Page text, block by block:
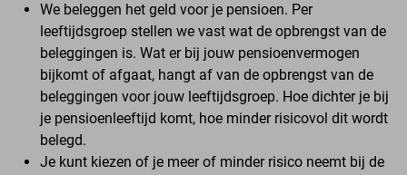
We beleggen het geld voor je pensioen. Per
leeftijdsgroep stellen we vast wat de opbrengst van de
beleggingen is. Wat er bij jouw pensioenvermogen
bijkomt of afgaat, hangt af van de opbrengst van de
beleggingen voor jouw leeftijdsgroep. Hoe dichter je bij
je pensioenleeftijd komt, hoe minder risicovol dit wordt
belegd.
Je kunt kiezen of je meer of minder risico neemt bij de